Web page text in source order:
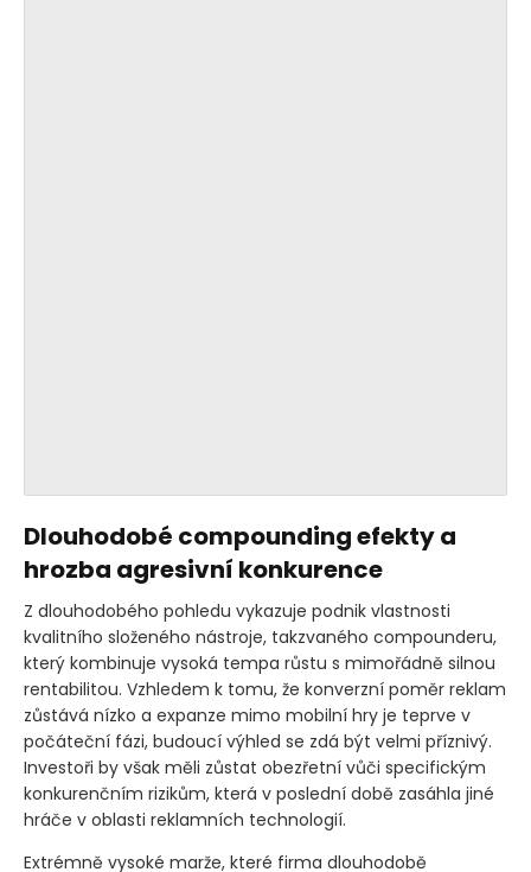
Dlouhodobé compounding efekty a
hrozba agresivní konkurence
Z dlouhodobého pohledu vykazuje podnik vlastnosti
kvalitního složeného nástroje, takzvaného compounderu,
který kombinuje vysoká tempa růstu s mimořádně silnou
rentabilitou. Vzhledem k tomu, že konverzní poměr reklam
zůstává nízko a expanze mimo mobilní hry je teprve v
počáteční fázi, budoucí výhled se zdá být velmi příznivý.
Investoři by však měli zůstat obezřetní vůči specifickým
konkurenčním rizikům, která v poslední době zasáhla jiné
hráče v oblasti reklamních technologií.
Extrémně vysoké marže, které firma dlouhodobě